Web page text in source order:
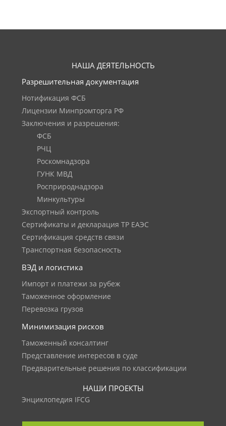
НАША ДЕЯТЕЛЬНОСТЬ
Разрешительная документация
Нотификация ФСБ
Лицензии Минпромторга РФ
Заключения и разрешения:
ФСБ
РЧЦ
Роскомнадзора
ГУНК МВД
Росприроднадзора
Минкультуры
Экспортный контроль
Сертификаты и декларация ТР ЕАЭС
Сертификация средств связи
Транспортная безопасность
ВЭД и логистика
Импорт и платежи за рубеж
Таможенное оформление
Перевозка грузов
Минимизация рисков
Таможенный консалтинг
Представление интересов в суде
Предварительные решения по классификации
НАШИ ПРОЕКТЫ
Энциклопедия IFCG